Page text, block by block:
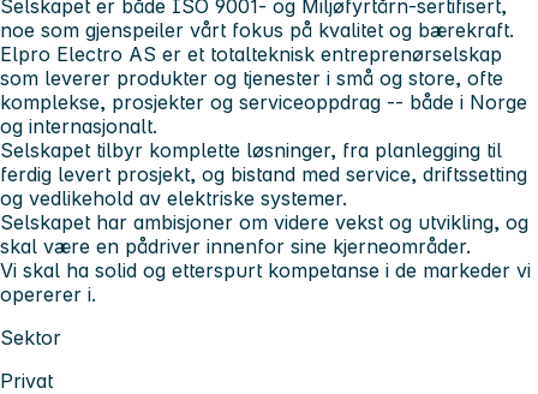
Selskapet er både ISO 9001- og Miljøfyrtårn-sertifisert,
noe som gjenspeiler vårt fokus på kvalitet og bærekraft.
Elpro Electro AS er et totalteknisk entreprenørselskap
som leverer produkter og tjenester i små og store, ofte
komplekse, prosjekter og serviceoppdrag -- både i Norge
og internasjonalt.
Selskapet tilbyr komplette løsninger, fra planlegging til
ferdig levert prosjekt, og bistand med service, driftssetting
og vedlikehold av elektriske systemer.
Selskapet har ambisjoner om videre vekst og utvikling, og
skal være en pådriver innenfor sine kjerneområder.
Vi skal ha solid og etterspurt kompetanse i de markeder vi
opererer i.
Sektor
Privat